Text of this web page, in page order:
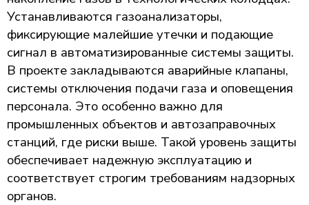
Устанавливаются газоанализаторы,
фиксирующие малейшие утечки и подающие
сигнал в автоматизированные системы защиты.
В проекте закладываются аварийные клапаны,
системы отключения подачи газа и оповещения
персонала. Это особенно важно для
промышленных объектов и автозаправочных
станций, где риски выше. Такой уровень защиты
обеспечивает надежную эксплуатацию и
соответствует строгим требованиям надзорных
органов.